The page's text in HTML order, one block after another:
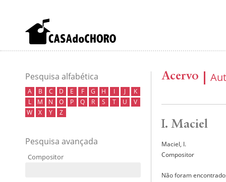
Pesquisa alfabética
A B C D E F G H I J
K
L
M N O P Q R S T U
V
W
X Y Z
Pesquisa avançada
Compositor
Acervo
I. Maciel
Maciel, I.
Compositor
Não foram